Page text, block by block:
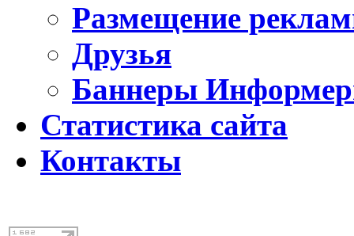
Размещение
Друзья
Баннеры
Статистика сайта
Контакты